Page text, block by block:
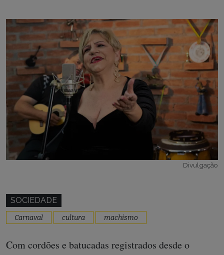
Divulgação
SOCIEDADE
Carnaval cultura machismo
Com cordões e batucadas registrados desde o